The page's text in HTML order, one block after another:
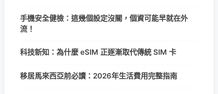
手機安全健檢：這幾個設定沒關，個資可能早就在外
流！
科技新知：為什麼 eSIM 正逐漸取代傳統 SIM 卡
移居馬來西亞前必讀：2026年生活費用完整指南